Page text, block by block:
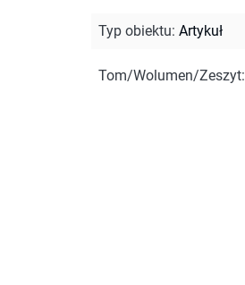
Typ obiektu: Artykuł
Tom/Wolumen/Zeszyt: